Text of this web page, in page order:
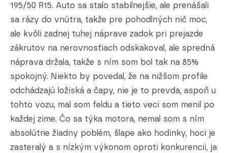
195/50 R15. Auto sa stalo stabilnejšie, ale prenášali
sa rázy do vnútra, takže pre pohodlných nič moc,
ale kvôli zadnej tuhej náprave zadok pri prejazde
zákrutov na nerovnosťiach odskakoval, ale spredná
náprava držala, takže s ním som bol tak na 85%
spokojný. Niekto by povedal, že na nižšom profile
odchádzajú ložiská a čapy, nie je to prevda, aspoň u
tohto vozu, mal som feldu a tieto veci som menil po
každej zime. Čo sa týka motora, nemal som s ním
absolútne žiadny poblém, šlape ako hodinky, hoci je
zasteralý a s nízkým výkonom oproti konkurencii, ja